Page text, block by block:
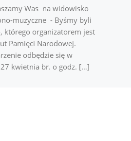
Was na widowisko
muzyczne - Byśmy byli
którego organizatorem jest
Pamięci Narodowej.
odbędzie się w
kwietnia br. o godz. […]